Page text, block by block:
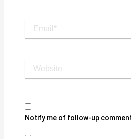
Notify me of follow-up